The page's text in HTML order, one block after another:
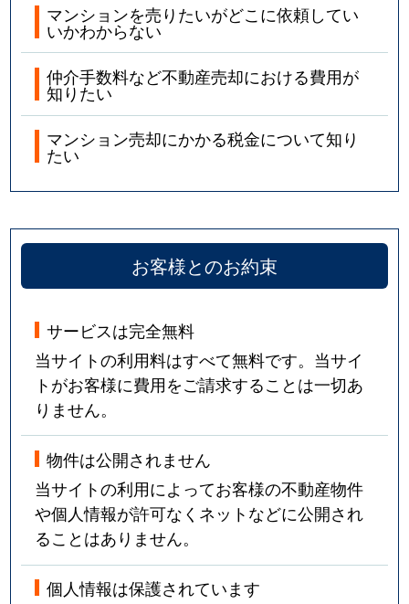
マンションを売りたいがどこに依頼してい
いかわからない
仲介手数料など不動産売却における費用が
知りたい
マンション売却にかかる税金について知り
たい
お客様とのお約束
サービスは完全無料
当サイトの利用料はすべて無料です。当サイ
トがお客様に費用をご請求することは一切あ
りません。
物件は公開されません
当サイトの利用によってお客様の不動産物件
や個人情報が許可なくネットなどに公開され
ることはありません。
個人情報は保護されています